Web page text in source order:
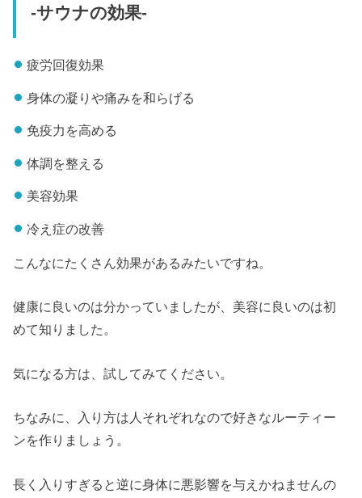
-サウナの効果-
疲労回復効果
身体の凝りや痛みを和らげる
免疫力を高める
体調を整える
美容効果
冷え症の改善
こんなにたくさん効果があるみたいですね。
健康に良いのは分かっていましたが、美容に良いのは初
めて知りました。
気になる方は、試してみてください。
ちなみに、入り方は人それぞれなので好きなルーティー
ンを作りましょう。
長く入りすぎると逆に身体に悪影響を与えかねませんの